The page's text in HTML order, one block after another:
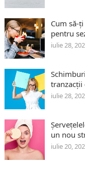
Cum să-
pentru
iulie 28,
tranzacții
iulie 28,
un nou
iulie 20,